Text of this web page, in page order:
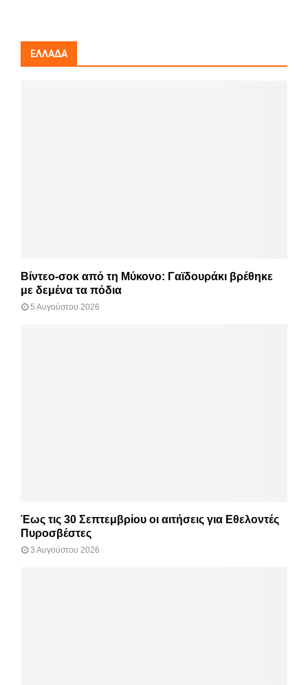
ΕΛΛΆΔΑ
Βίντεο-σοκ από τη Μύκονο: Γαϊδουράκι βρέθηκε
με δεμένα τα πόδια
5 Αυγούστου 2026
Έως τις 30 Σεπτεμβρίου οι αιτήσεις για Εθελοντές
Πυροσβέστες
3 Αυγούστου 2026